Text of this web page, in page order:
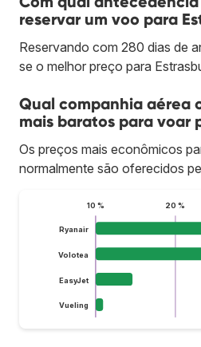
reservar um voo para
Reservando com 280 dias de
se o melhor preço para
Qual companhia aérea
mais baratos para voar
Os preços mais econômicos
normalmente são oferecidos
10 % 20 %
Ryanair
Volotea
EasyJet
Vueling